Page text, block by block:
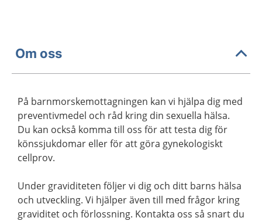
Om oss
På barnmorskemottagningen kan vi hjälpa dig med
preventivmedel och råd kring din sexuella hälsa.
Du kan också komma till oss för att testa dig för
könssjukdomar eller för att göra gynekologiskt
cellprov.
Under graviditeten följer vi dig och ditt barns hälsa
och utveckling. Vi hjälper även till med frågor kring
graviditet och förlossning. Kontakta oss så snart du